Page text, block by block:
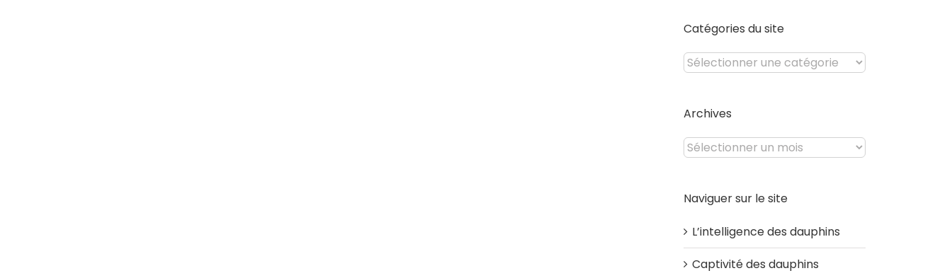
Catégories du site
Catégories
du
Archives
Archives
Naviguer sur le site
L’intelligence des dauphins
Captivité des dauphins